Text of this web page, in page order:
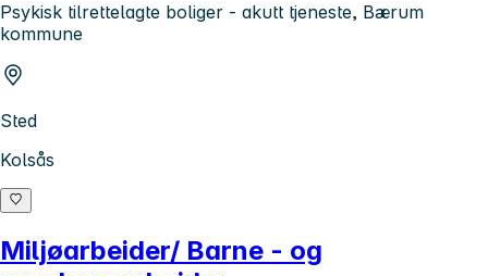
Psykisk tilrettelagte boliger - akutt tjeneste, Bærum
kommune
Sted
Kolsås
Miljøarbeider/ Barne - og